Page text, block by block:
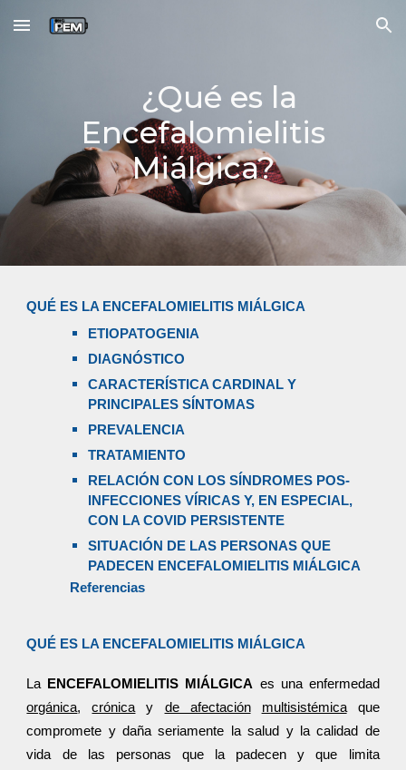
Skip to main content Skip to navigation
¿Qué es la
Encefalomielitis
Miálgica?
QUÉ ES LA ENCEFALOMIELITIS MIÁLGICA
ETIOPATOGENIA
DIAGNÓSTICO
CARACTERÍSTICA CARDINAL Y
PRINCIPALES SÍNTOMAS
PREVALENCIA
TRATAMIENTO
RELACIÓN CON LOS SÍNDROMES POS-
INFECCIONES VÍRICAS Y, EN ESPECIAL,
CON LA COVID PERSISTENTE
SITUACIÓN DE LAS PERSONAS QUE
PADECEN ENCEFALOMIELITIS MIÁLGICA
Referencias
QUÉ ES LA ENCEFALOMIELITIS MIÁLGICA
La ENCEFALOMIELITIS MIÁLGICA es una enfermedad
orgánica,crónica y de afectación multisistémicaque
compromete y daña seriamente la salud y la calidad de
vida de las personas que la padecen y que limita